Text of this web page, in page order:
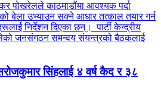
पोखरेलले काठमाडौंमा आवश्यक पर्दा
बेला उभ्याउन सक्ने आधार तत्काल तयार गर्न
निर्देशन दिएका छन्। पार्टी केन्द्रीय
जनसंगठन समन्वय संयन्त्रको बैठकलाई
सिंहलाई ४ वर्ष कैद र ३८